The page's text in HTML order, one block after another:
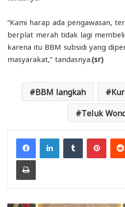
“Kami harap ada pengawasan,
berplat merah tidak lagi membeli
karena itu BBM subsidi yang
masyarakat,” tandasnya. (sr)
BBM langkah
Teluk
FacebookLinkedInTumblr
Print